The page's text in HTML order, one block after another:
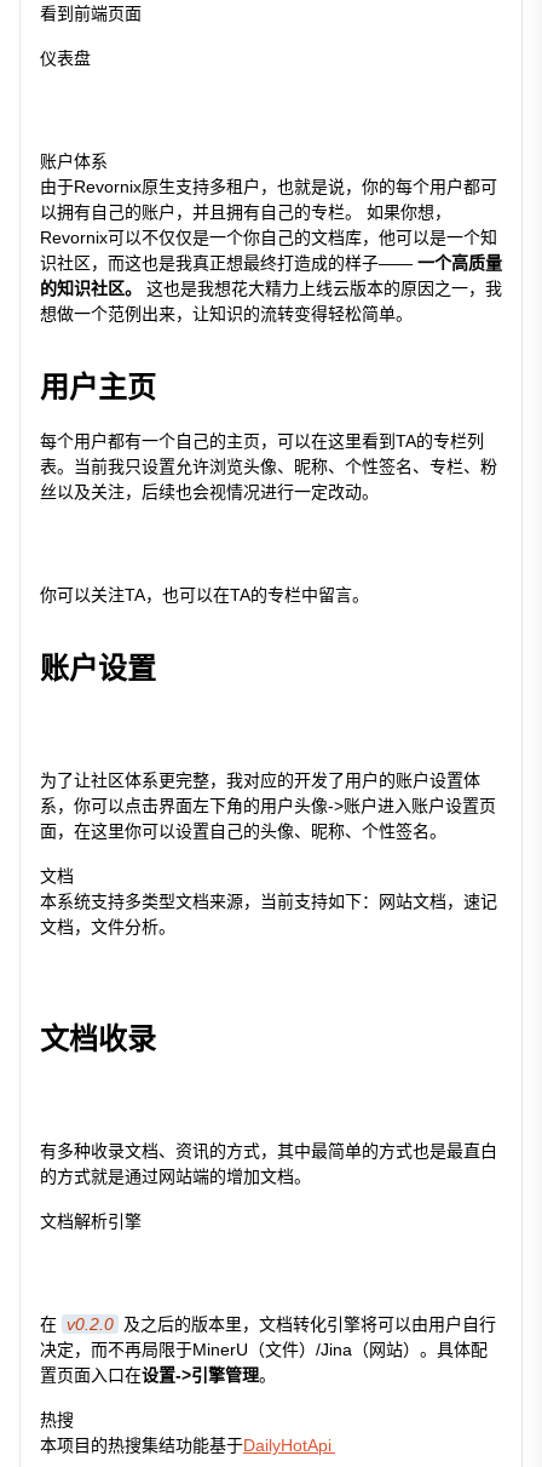
看到前端页面
仪表盘
账户体系
由于Revornix原生支持多租户，也就是说，你的每个用户都可
以拥有自己的账户，并且拥有自己的专栏。 如果你想，
Revornix可以不仅仅是一个你自己的文档库，他可以是一个知
识社区，而这也是我真正想最终打造成的样子—— 一个高质量
的知识社区。
这也是我想花大精力上线云版本的原因之一，我
想做一个范例出来，让知识的流转变得轻松简单。
用户主页
每个用户都有一个自己的主页，可以在这里看到TA的专栏列
表。当前我只设置允许浏览头像、昵称、个性签名、专栏、粉
丝以及关注，后续也会视情况进行一定改动。
你可以关注TA，也可以在TA的专栏中留言。
账户设置
为了让社区体系更完整，我对应的开发了用户的账户设置体
系，你可以点击界面左下角的用户头像->账户进入账户设置页
面，在这里你可以设置自己的头像、昵称、个性签名。
文档
本系统支持多类型文档来源，当前支持如下：网站文档，速记
文档，文件分析。
文档收录
有多种收录文档、资讯的方式，其中最简单的方式也是最直白
的方式就是通过网站端的增加文档。
文档解析引擎
在 v0.2.0 及之后的版本里，文档转化引擎将可以由用户自行
决定，而不再局限于MinerU（文件）/Jina（网站）。具体配
置页面入口在设置->引擎管理。
热搜
本项目的热搜集结功能基于DailyHotApi